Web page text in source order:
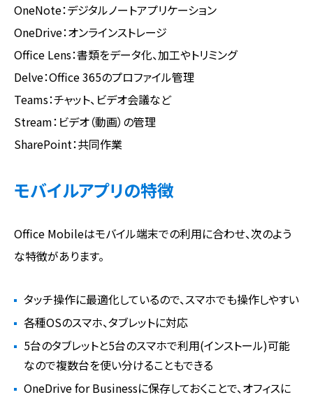
OneNote：デジタルノートアプリケーション
OneDrive：オンラインストレージ
Office Lens：書類をデータ化、加工やトリミング
Delve：Office 365のプロファイル管理
Teams：チャット、ビデオ会議など
Stream：ビデオ（動画）の管理
SharePoint：共同作業
モバイルアプリの特徴
Office Mobileはモバイル端末での利用に合わせ、次のよう
な特徴があります。
タッチ操作に最適化しているので、スマホでも操作しやすい
各種OSのスマホ、タブレットに対応
5台のタブレットと5台のスマホで利用(インストール)可能
なので複数台を使い分けることもできる
OneDrive for Businessに保存しておくことで、オフィスに